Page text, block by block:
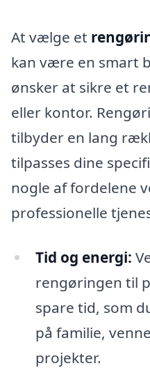
At vælge et
kan være en smart
ønsker at sikre et
eller kontor.
tilbyder en lang
tilpasses dine
nogle af fordelene
professionelle
Tid og energi:
rengøringen til
spare tid, som
på familie,
projekter.